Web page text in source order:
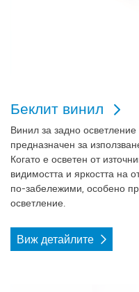
Беклит винил
Винил за задно
предназначен за
Когато е осветен от
видимостта и яркостта на
по-забележими, особено
осветление.
Виж детайлите